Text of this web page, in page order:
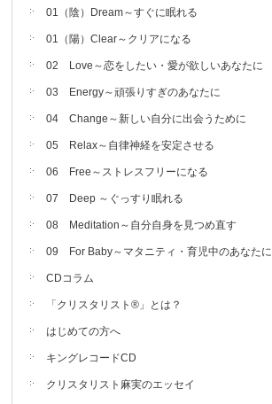
01（陰）Dream～すぐに眠れる
01（陽）Clear～クリアになる
02 Love～恋をしたい・愛が欲しいあなたに
03 Energy～頑張りすぎのあなたに
04 Change～新しい自分に出会うために
05 Relax～自律神経を安定させる
06 Free～ストレスフリーになる
07 Deep ～ぐっすり眠れる
08 Meditation～自分自身を見つめ直す
09 For Baby～マタニティ・育児中のあなたに
CDコラム
「クリスタリスト®」とは？
はじめての方へ
キングレコードCD
クリスタリスト麻実のエッセイ